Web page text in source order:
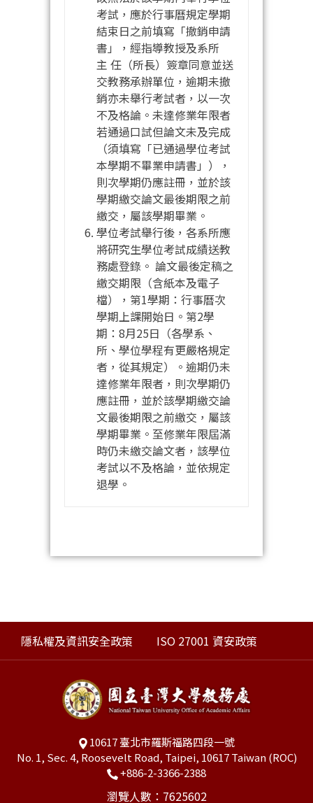
考試，應於行事曆規定學期
結束日之前填寫「撤銷申請
書」，經指導教授及系所
主 任（所長）簽章同意並送
交教務承辦單位，逾期未撤
銷亦未舉行考試者，以一次
不及格論。未達修業年限者
若通過口試但論文未及完成
（須填寫「已通過學位考試
本學期不畢業申請書」），
則次學期仍應註冊，並於該
學期繳交論文最後期限之前
繳交，屬該學期畢業。
學位考試舉行後，各系所應
將研究生學位考試成績送教
務處登錄。 論文最後定稿之
繳交期限（含紙本及電子
檔），第1學期：行事曆次
學期上課開始日。第2學
期：8月25日（各學系、
所、學位學程有更嚴格規定
者，從其規定）。逾期仍未
達修業年限者，則次學期仍
應註冊，並於該學期繳交論
文最後期限之前繳交，屬該
學期畢業。至修業年限屆滿
時仍未繳交論文者，該學位
考試以不及格論，並依規定
退學。
隱私權及資訊安全政策 ISO 27001 資安政策
10617 臺北市羅斯福路四段一號
No. 1, Sec. 4, Roosevelt Road, Taipei, 10617 Taiwan (ROC)
+886-2-3366-2388
瀏覽人數：7625602